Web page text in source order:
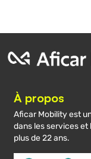
À propos
Aficar Mobility est
dans les services
plus de 22 ans.